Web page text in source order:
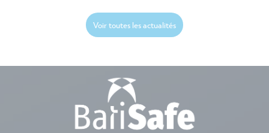
Voir toutes les actualités